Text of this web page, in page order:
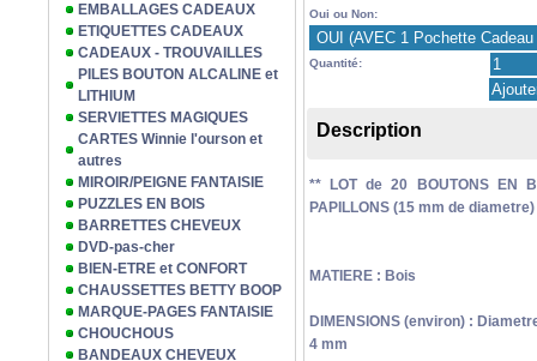
EMBALLAGES CADEAUX
ETIQUETTES CADEAUX
CADEAUX - TROUVAILLES
PILES BOUTON ALCALINE et
LITHIUM
SERVIETTES MAGIQUES
CARTES Winnie l'ourson et
autres
MIROIR/PEIGNE FANTAISIE
PUZZLES EN BOIS
BARRETTES CHEVEUX
DVD-pas-cher
BIEN-ETRE et CONFORT
CHAUSSETTES BETTY BOOP
MARQUE-PAGES FANTAISIE
CHOUCHOUS
BANDEAUX CHEVEUX
Oui ou Non:
Quantité:
Description
** LOT de 20 BOUTONS EN
PAPILLONS (15 mm de diametre)
MATIERE : Bois
DIMENSIONS (environ) :
4 mm